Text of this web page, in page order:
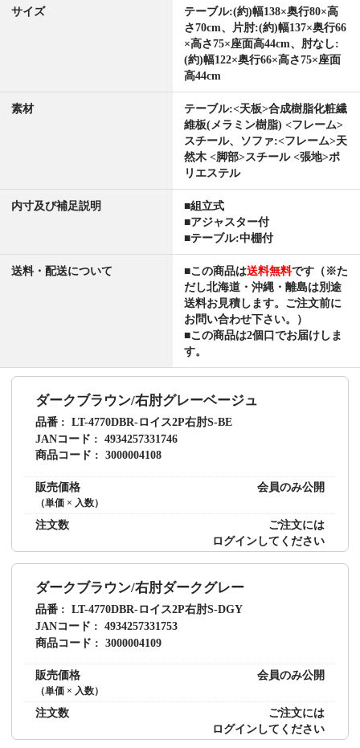
サイズ
テーブル:(約)幅138×奥行80×高
さ70cm、片肘:(約)幅137×奥行66
×高さ75×座面高44cm、肘なし:
(約)幅122×奥行66×高さ75×座面
高44cm
素材
テーブル:<天板>合成樹脂化粧繊
維板(メラミン樹脂) <フレーム>
スチール、ソファ:<フレーム>天
然木 <脚部>スチール <張地>ポ
リエステル
内寸及び補足説明
■組立式
■アジャスター付
■テーブル:中棚付
送料・配送について ■この商品は送料無料です（※た
だし北海道・沖縄・離島は別途
送料お見積します。ご注文前に
お問い合わせ下さい。）
■この商品は2個口でお届けしま
す。
ダークブラウン/右肘グレーベージュ
品番
LT-4770DBR-ロイス2P右肘S-BE
JANコード
4934257331746
商品コード
3000004108
販売価格
（単価 × 入数）
会員のみ公開
注文数
ご注文には
ログインしてください
ダークブラウン/右肘ダークグレー
品番
LT-4770DBR-ロイス2P右肘S-DGY
JANコード
4934257331753
商品コード
3000004109
販売価格
（単価 × 入数）
会員のみ公開
注文数
ご注文には
ログインしてください